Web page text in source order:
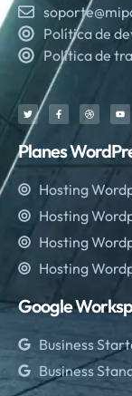
Política de
Política de
Planes
Hosting
Hosting
Hosting
Hosting
Google
Business
Business